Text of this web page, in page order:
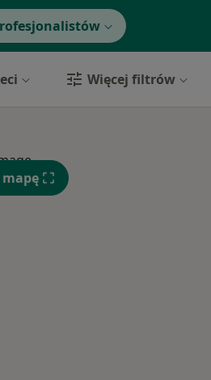
Więcej filtrów
Śr,